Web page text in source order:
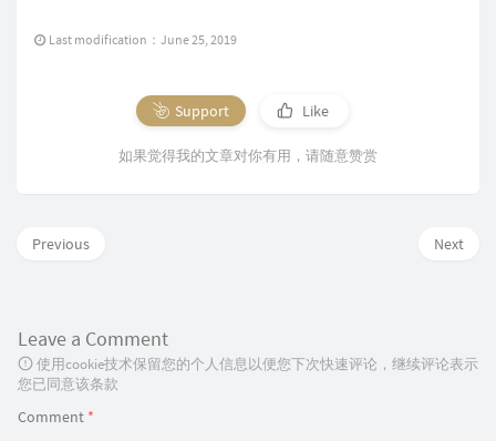
Last modification：June 25, 2019
Support Like
如果觉得我的文章对你有用，请随意赞赏
Next
Previous
Leave a Comment
使用cookie技术保留您的个人信息以便您下次快速评论，继续评论表示
您已同意该条款
Comment *